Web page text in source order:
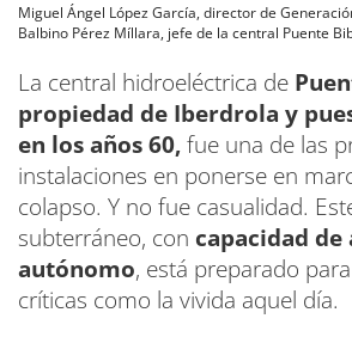
Miguel Ángel López García, director de
Balbino Pérez Míllara, jefe de la central Puente
La central hidroeléctrica de
propiedad de Iberdrola y
en los años 60,fue una de las
instalaciones en ponerse en
colapso. Y no fue casualidad.
subterráneo, con capacidad
autónomo, está preparado
críticas como la vivida aquel día.